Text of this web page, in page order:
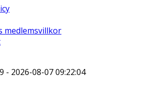
medlemsvillkor
- 2026-08-07 09:22:04